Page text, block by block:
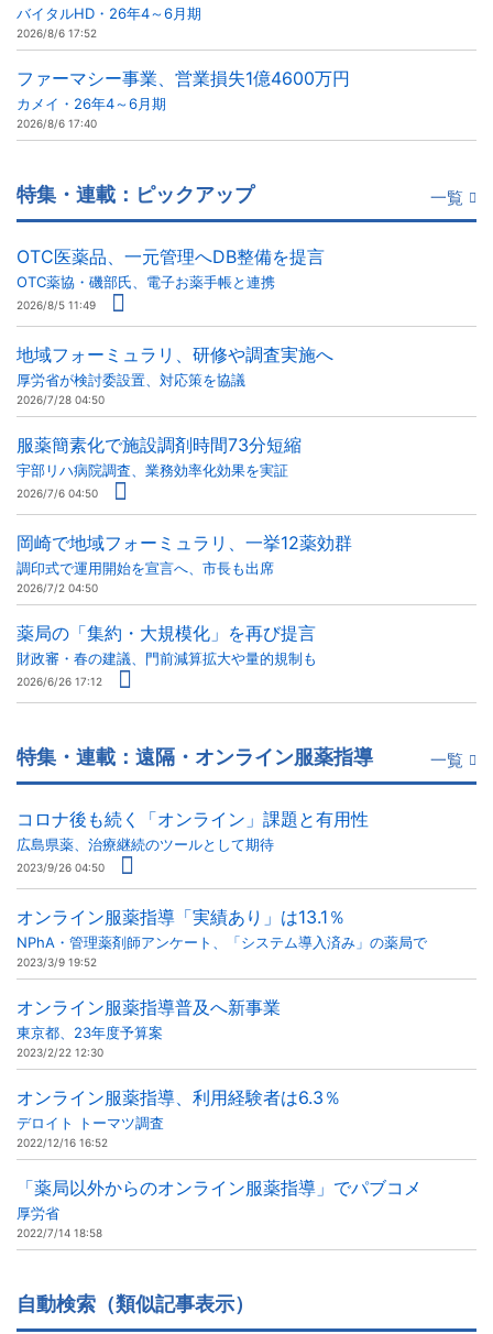
バイタルHD・26年4～6月期
2026/8/6 17:52
ファーマシー事業、営業損失1億4600万円
カメイ・26年4～6月期
2026/8/6 17:40
特集・連載：ピックアップ 一覧
OTC医薬品、一元管理へDB整備を提言
OTC薬協・磯部氏、電子お薬手帳と連携
2026/8/5 11:49
地域フォーミュラリ、研修や調査実施へ
厚労省が検討委設置、対応策を協議
2026/7/28 04:50
服薬簡素化で施設調剤時間73分短縮
宇部リハ病院調査、業務効率化効果を実証
2026/7/6 04:50
岡崎で地域フォーミュラリ、一挙12薬効群
調印式で運用開始を宣言へ、市長も出席
2026/7/2 04:50
薬局の「集約・大規模化」を再び提言
財政審・春の建議、門前減算拡大や量的規制も
2026/6/26 17:12
特集・連載：遠隔・オンライン服薬指導 一覧
コロナ後も続く「オンライン」課題と有用性
広島県薬、治療継続のツールとして期待
2023/9/26 04:50
オンライン服薬指導「実績あり」は13.1％
NPhA・管理薬剤師アンケート、「システム導入済み」の薬局で
2023/3/9 19:52
オンライン服薬指導普及へ新事業
東京都、23年度予算案
2023/2/22 12:30
オンライン服薬指導、利用経験者は6.3％
デロイト トーマツ調査
2022/12/16 16:52
「薬局以外からのオンライン服薬指導」でパブコメ
厚労省
2022/7/14 18:58
自動検索（類似記事表示）